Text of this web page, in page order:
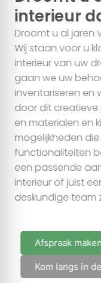
interieur
Droomt u al jaren
Wij staan voor u
interieur van uw
gaan we uw
inventariseren en
door dit creatieve
en materialen en
mogelijkheden
functionaliteiten
een passende
interieur of juist
deskundige team
Afspraak
Kom langs in